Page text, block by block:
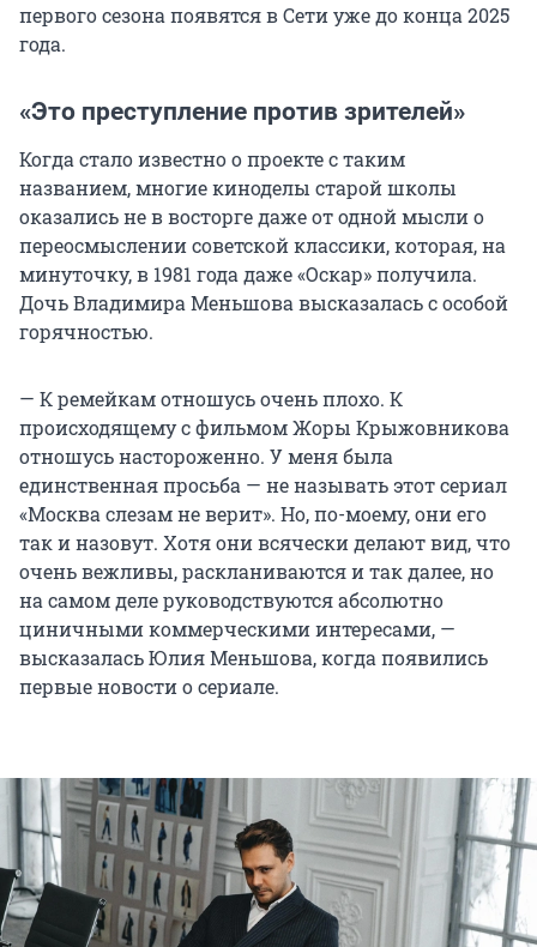
первого сезона появятся в Сети уже до конца 2025
года.
«Это преступление против зрителей»
Когда стало известно о проекте с таким
названием, многие киноделы старой школы
оказались не в восторге даже от одной мысли о
переосмыслении советской классики, которая, на
минуточку, в 1981 года даже «Оскар» получила.
Дочь Владимира Меньшова высказалась с особой
горячностью.
— К ремейкам отношусь очень плохо. К
происходящему с фильмом Жоры Крыжовникова
отношусь настороженно. У меня была
единственная просьба — не называть этот сериал
«Москва слезам не верит». Но, по-моему, они его
так и назовут. Хотя они всячески делают вид, что
очень вежливы, раскланиваются и так далее, но
на самом деле руководствуются абсолютно
циничными коммерческими интересами, —
высказалась Юлия Меньшова, когда появились
первые новости о сериале.